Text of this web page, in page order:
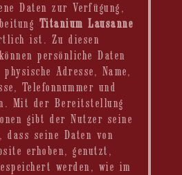
Daten zur Verfügung,
Titanium Lausanne
ist. Zu diesen
persönliche Daten
Adresse, Name,
Telefonnummer und
Mit der Bereitstellung
gibt der Nutzer seine
dass seine Daten von
erhoben, genutzt,
werden, wie im